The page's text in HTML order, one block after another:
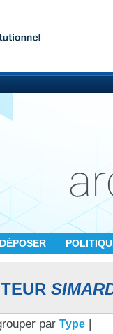
DÉPOSER
par Type |